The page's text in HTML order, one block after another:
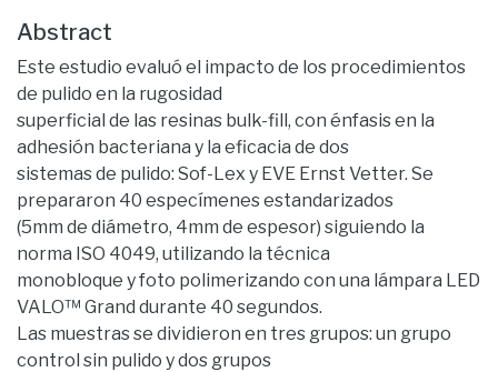
Abstract
Este estudio evaluó el impacto de los procedimientos
de pulido en la rugosidad
superficial de las resinas bulk-fill, con énfasis en la
adhesión bacteriana y la eficacia de dos
sistemas de pulido: Sof-Lex y EVE Ernst Vetter. Se
prepararon 40 especímenes estandarizados
(5mm de diámetro, 4mm de espesor) siguiendo la
norma ISO 4049, utilizando la técnica
monobloque y foto polimerizando con una lámpara LED
VALO™ Grand durante 40 segundos.
Las muestras se dividieron en tres grupos: un grupo
control sin pulido y dos grupos